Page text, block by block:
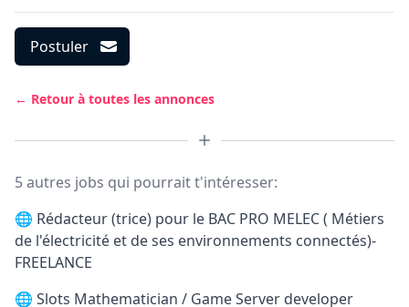
Postuler
← Retour à toutes les annonces
5 autres jobs qui pourrait t'intéresser:
🌐 Rédacteur (trice) pour le BAC PRO MELEC ( Métiers
de l'électricité et de ses environnements connectés)-
FREELANCE
🌐 Slots Mathematician / Game Server developer